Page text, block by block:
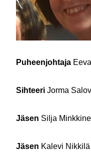
Puheenjohtaja
Sihteeri Jorma
Jäsen Silja
Jäsen Kalevi Nikkilä